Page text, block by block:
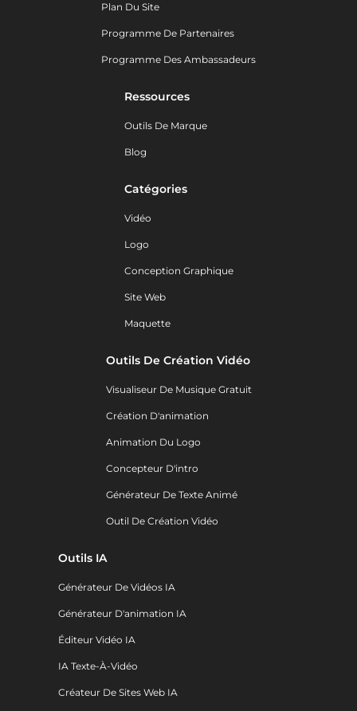
Plan Du Site
Programme De Partenaires
Programme Des Ambassadeurs
Ressources
Outils De Marque
Blog
Catégories
Vidéo
Logo
Conception Graphique
Site Web
Maquette
Outils De Création Vidéo
Visualiseur De Musique Gratuit
Création D'animation
Animation Du Logo
Concepteur D'intro
Générateur De Texte Animé
Outil De Création Vidéo
Outils IA
Générateur De Vidéos IA
Générateur D'animation IA
Éditeur Vidéo IA
IA Texte-À-Vidéo
Créateur De Sites Web IA